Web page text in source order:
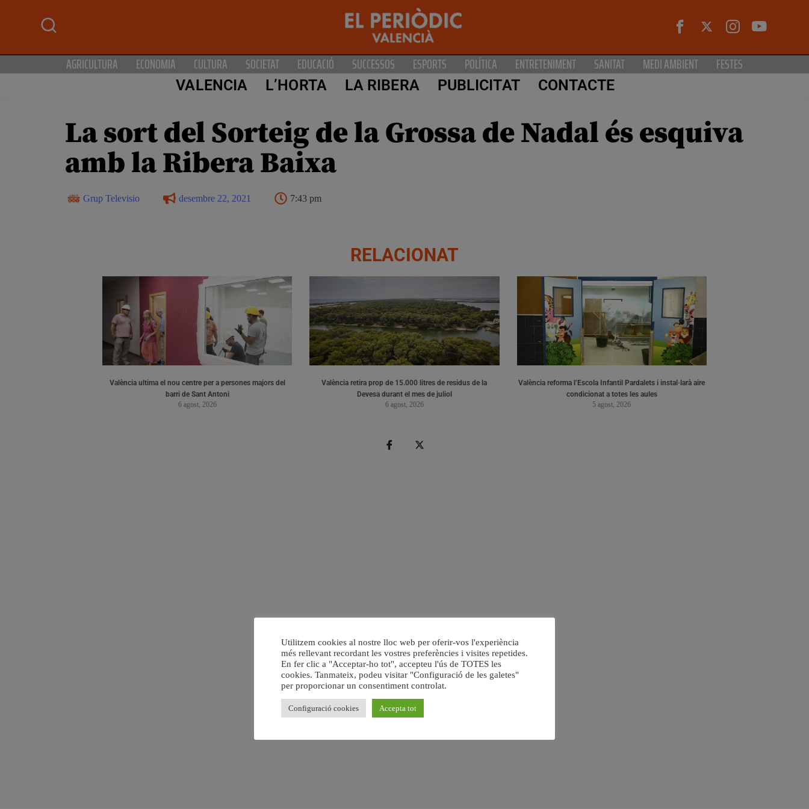
AGRICULTURA ECONOMIA CULTURA SOCIETAT EDUCACIÓ SUCCESSOS ESPORTS POLÍTICA ENTRETENIMENT SANITAT MEDI AMBIENT FESTES
VALENCIA L’HORTA LA RIBERA PUBLICITAT CONTACTE
La sort del Sorteig de la Grossa de Nadal és esquiva
amb la Ribera Baixa
Grup Televisio desembre 22, 2021 7:43 pm
RELACIONAT
València ultima el nou centre per a persones majors del
barri de Sant Antoni
6 agost, 2026
València retira prop de 15.000 litres de residus de la
Devesa durant el mes de juliol
6 agost, 2026
València reforma l’Escola Infantil Pardalets i instal·larà aire
condicionat a totes les aules
5 agost, 2026
Utilitzem cookies al nostre lloc web per oferir-vos l'experiència
més rellevant recordant les vostres preferències i visites repetides.
En fer clic a "Acceptar-ho tot", accepteu l'ús de TOTES les
cookies. Tanmateix, podeu visitar "Configuració de les galetes"
per proporcionar un consentiment controlat.
Configuració cookies Accepta tot